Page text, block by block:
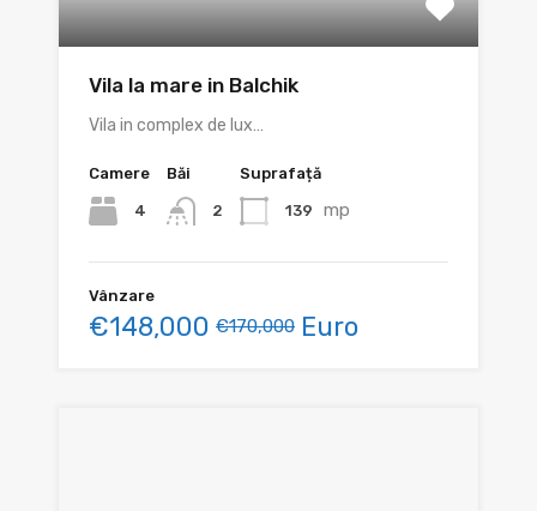
Vila la mare in Balchik
Vila in complex de lux…
Camere
4
Băi
2
Suprafață
139 mp
Vânzare
€148,000 €170,000 Euro